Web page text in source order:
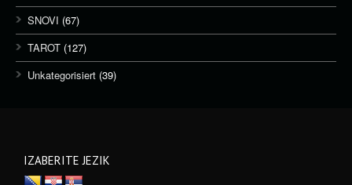
SNOVI (67)
TAROT (127)
Unkategorisiert (39)
IZABERITE JEZIK